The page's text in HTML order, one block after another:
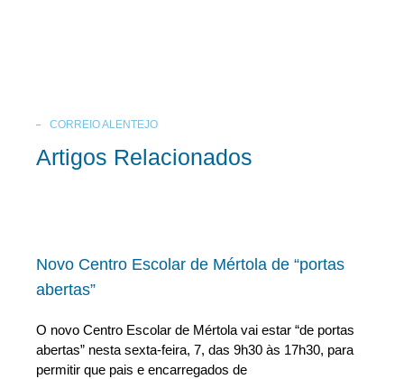
CORREIO ALENTEJO
Artigos Relacionados
Novo Centro Escolar de Mértola de “portas
abertas”
O novo Centro Escolar de Mértola vai estar “de portas
abertas” nesta sexta-feira, 7, das 9h30 às 17h30, para
permitir que pais e encarregados de